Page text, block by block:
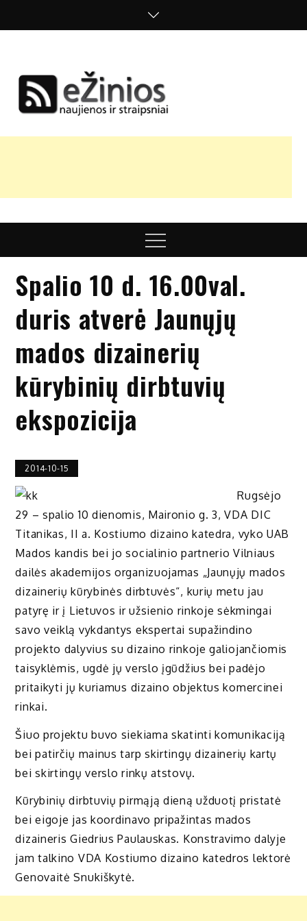
nuomonės
Menu
Spalio 10 d. 16.00val.
duris atverė Jaunųjų
mados dizainerių
kūrybinių dirbtuvių
ekspozicija
2014-10-15
Rugsėjo
29 – spalio 10 dienomis, Maironio g. 3, VDA DIC
Titanikas, II a. Kostiumo dizaino katedra, vyko UAB
Mados kandis bei jo socialinio partnerio Vilniaus
dailės akademijos organizuojamas „Jaunųjų mados
dizainerių kūrybinės dirbtuvės“, kurių metu jau
patyrę ir į Lietuvos ir užsienio rinkoje sėkmingai
savo veiklą vykdantys ekspertai supažindino
projekto dalyvius su dizaino rinkoje galiojančiomis
taisyklėmis, ugdė jų verslo įgūdžius bei padėjo
pritaikyti jų kuriamus dizaino objektus komercinei
rinkai.
Šiuo projektu buvo siekiama skatinti komunikaciją
bei patirčių mainus tarp skirtingų dizainerių kartų
bei skirtingų verslo rinkų atstovų.
Kūrybinių dirbtuvių pirmąją dieną užduotį pristatė
bei eigoje jas koordinavo pripažintas mados
dizaineris Giedrius Paulauskas. Konstravimo dalyje
jam talkino VDA Kostiumo dizaino katedros lektorė
Genovaitė Snukiškytė.